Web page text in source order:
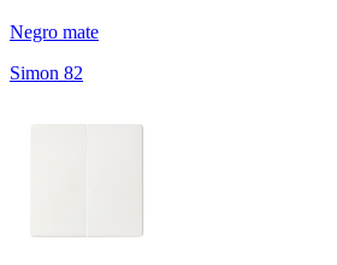
Negro mate
Simon 82